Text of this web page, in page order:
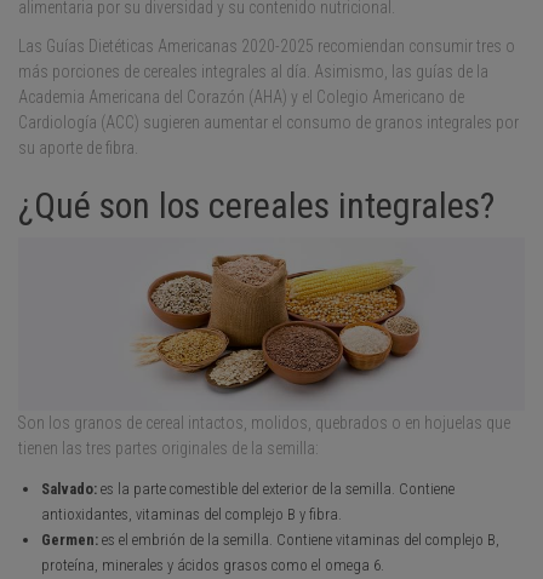
alimentaria por su diversidad y su contenido nutricional.
Las Guías Dietéticas Americanas 2020-2025 recomiendan consumir tres o
más porciones de cereales integrales al día. Asimismo, las guías de la
Academia Americana del Corazón (AHA) y el Colegio Americano de
Cardiología (ACC) sugieren aumentar el consumo de granos integrales por
su aporte de fibra.
¿Qué son los cereales integrales?
Son los granos de cereal intactos, molidos, quebrados o en hojuelas que
tienen las tres partes originales de la semilla:
Salvado:es la parte comestible del exterior de la semilla. Contiene
antioxidantes, vitaminas del complejo B y fibra.
Germen:es el embrión de la semilla. Contiene vitaminas del complejo B,
proteína, minerales y ácidos grasos como el omega 6.